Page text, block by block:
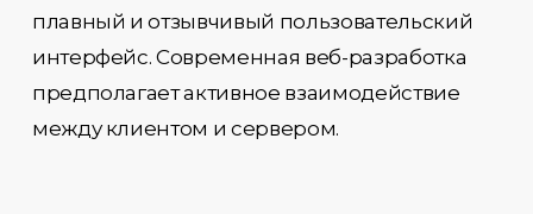
плавный и отзывчивый пользовательский
интерфейс. Современная веб-разработка
предполагает активное взаимодействие
между клиентом и сервером.